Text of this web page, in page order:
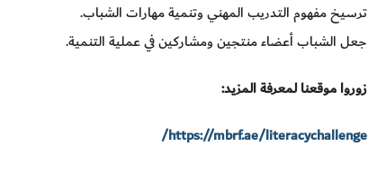
ترسيخ مفهوم التدريب المهني وتنمية مهارات الشباب.
جعل الشباب أعضاء منتجين ومشاركين في عملية التنمية.
زوروا موقعنا لمعرفة المزيد:
https://mbrf.ae/literacychallenge/